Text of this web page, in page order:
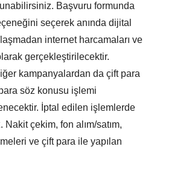
Başvuru formunda
seçerek anında dijital
internet harcamaları ve
gerçekleştirilecektir.
kampanyalardan da çift para
söz konusu işlemi
İptal edilen işlemlerde
çekim, fon alım/satım,
ve çift para ile yapılan